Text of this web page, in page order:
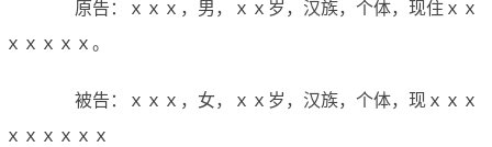
原告：ｘｘｘ，男，ｘｘ岁，汉族，个体，现住ｘｘ
ｘｘｘｘｘ。
被告：ｘｘｘ，女，ｘｘ岁，汉族，个体，现ｘｘｘ
ｘｘｘｘｘｘ